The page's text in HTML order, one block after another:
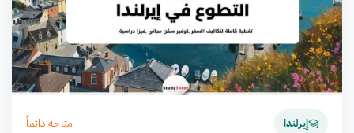
إيرلندا متاحة دائماً